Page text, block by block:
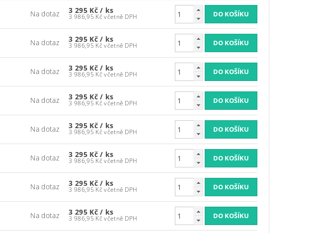
Na dotaz 3 295 Kč/ ks
3 986,95 Kč včetně DPH
Na dotaz 3 295 Kč/ ks
3 986,95 Kč včetně DPH
Na dotaz 3 295 Kč/ ks
3 986,95 Kč včetně DPH
Na dotaz 3 295 Kč/ ks
3 986,95 Kč včetně DPH
Na dotaz 3 295 Kč/ ks
3 986,95 Kč včetně DPH
Na dotaz 3 295 Kč/ ks
3 986,95 Kč včetně DPH
Na dotaz 3 295 Kč/ ks
3 986,95 Kč včetně DPH
Na dotaz 3 295 Kč/ ks
3 986,95 Kč včetně DPH